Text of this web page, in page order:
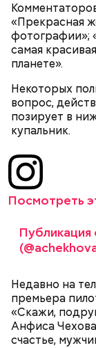
«Прекрасная
фотографии»;
самая
планете».
Некоторых
вопрос,
позирует в
купальник.
Посмотреть
Недавно на
премьера
«Скажи,
Анфиса
счастье,
нужно
не стоит
потрогать,
предметами.
— Первые двое
Каждые два
Время от
После
зоны
уровень
Множество
поездки,
Николая,
отмечается
или летний.
Молитва